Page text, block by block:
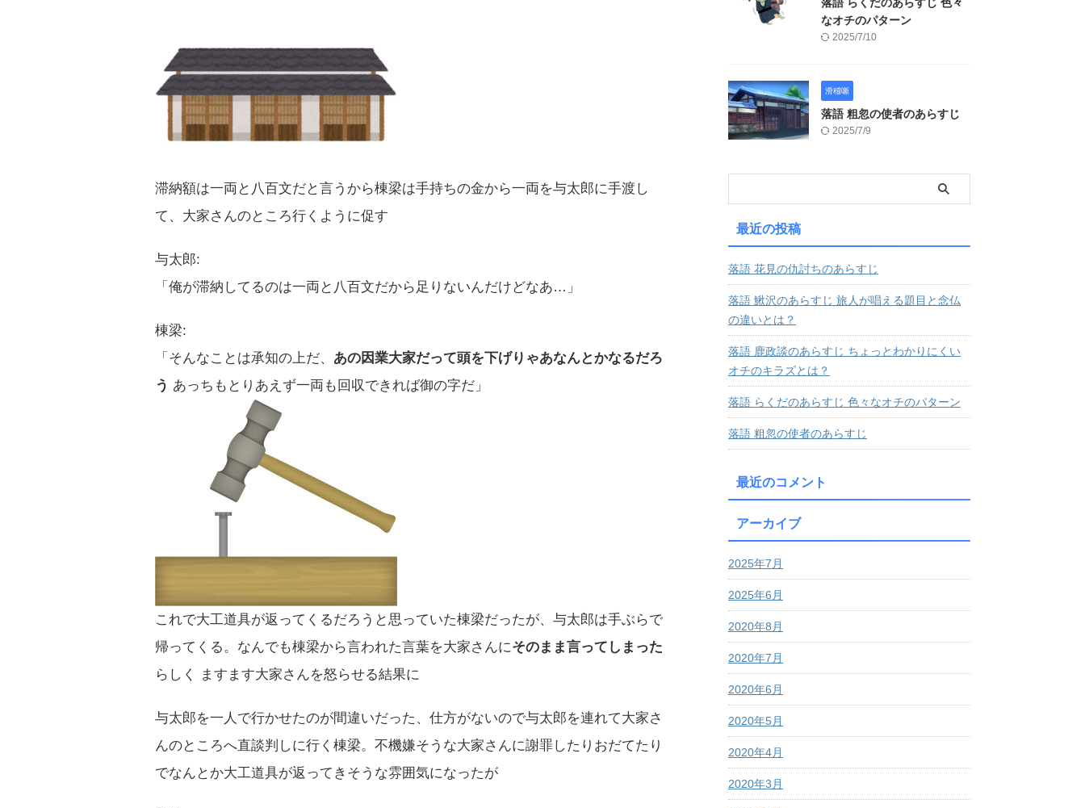
滞納額は一両と八百文だと言うから棟梁は手持ちの金から一両を与太郎に手渡し
て、大家さんのところ行くように促す
与太郎:
「俺が滞納してるのは一両と八百文だから足りないんだけどなあ…」
棟梁:
「そんなことは承知の上だ、 あの因業大家だって頭を下げりゃあなんとかなるだろ
う あっちもとりあえず一両も回収できれば御の字だ」
これで大工道具が返ってくるだろうと思っていた棟梁だったが、与太郎は手ぶらで
帰ってくる。なんでも棟梁から言われた言葉を大家さんにそのまま言ってしまった
らしく ますます大家さんを怒らせる結果に
与太郎を一人で行かせたのが間違いだった、仕方がないので与太郎を連れて大家さ
んのところへ直談判しに行く棟梁。不機嫌そうな大家さんに謝罪したりおだてたり
でなんとか大工道具が返ってきそうな雰囲気になったが
なオチのパターン
2025/7/10
滑稽噺
落語 粗忽の使者のあらすじ
2025/7/9
最近の投稿
落語 花見の仇討ちのあらすじ
落語 鰍沢のあらすじ 旅人が唱える題目と念仏
の違いとは？
落語 鹿政談のあらすじ ちょっとわかりにくい
オチのキラズとは？
落語 らくだのあらすじ 色々なオチのパターン
落語 粗忽の使者のあらすじ
最近のコメント
アーカイブ
2025年7月
2025年6月
2020年8月
2020年7月
2020年6月
2020年5月
2020年4月
2020年3月